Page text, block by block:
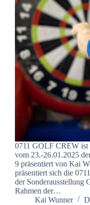
0711 GOLF CREW ist
vom 23.-26.01.2025
9 präsentiert von Kai
präsentiert sich die
der Sonderausstellung
Rahmen der…
Kai Wunner